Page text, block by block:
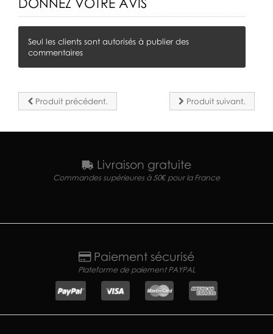
Seul les clients sont autorisés à publier des
commentaires
Produit précédent. Produit suivant.
Livraison gratuite
Commandes supérieures à 50€ pour la France
Paiement sécurisé
Plateforme de paiement PAYPAL